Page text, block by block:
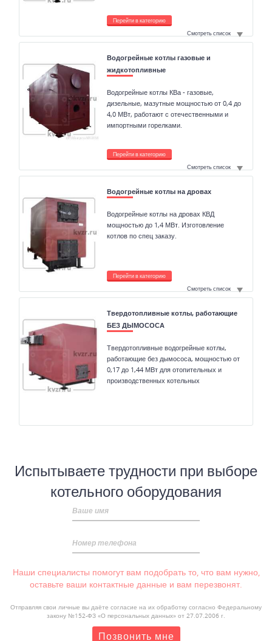
Перейти в категорию
Смотреть список
Водогрейные котлы газовые и
жидкотопливные
Водогрейные котлы КВа - газовые,
дизельные, мазутные мощностью от 0,4 до
4,0 МВт, работают с отечественными и
импортными горелками.
Перейти в категорию
Смотреть список
Водогрейные котлы на дровах
Водогрейные котлы на дровах КВД
мощностью до 1,4 МВт. Изготовление
котлов по спец заказу.
Перейти в категорию
Смотреть список
Твердотопливные котлы, работающие
БЕЗ ДЫМОСОСА
Твердотопливные водогрейные котлы,
работающие без дымососа, мощностью от
0,17 до 1,44 МВт для отопительных и
производственных котельных
Испытываете трудности при выборе
котельного оборудования
Ваше имя
Номер телефона
Наши специалисты помогут вам подобрать то, что вам нужно,
оставьте ваши контактные данные и вам перезвонят.
Отправляя свои личные вы даёте согласие на их обработку согласно Федеральному
закону №152-ФЗ «О персональных данных» от 27.07.2006 г.
Позвонить мне